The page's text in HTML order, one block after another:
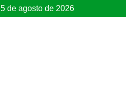
5 de agosto de 2026